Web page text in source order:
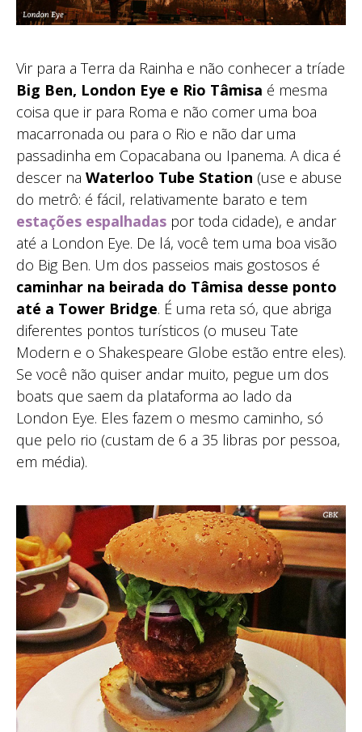
Vir para a Terra da Rainha e não conhecer a tríade
Big Ben, London Eye e Rio Tâmisa é mesma
coisa que ir para Roma e não comer uma boa
macarronada ou para o Rio e não dar uma
passadinha em Copacabana ou Ipanema. A dica é
descer na Waterloo Tube Station (use e abuse
do metrô: é fácil, relativamente barato e tem
estações espalhadas por toda cidade), e andar
até a London Eye. De lá, você tem uma boa visão
do Big Ben. Um dos passeios mais gostosos é
caminhar na beirada do Tâmisa desse ponto
até a Tower Bridge. É uma reta só, que abriga
diferentes pontos turísticos (o museu Tate
Modern e o Shakespeare Globe estão entre eles).
Se você não quiser andar muito, pegue um dos
boats que saem da plataforma ao lado da
London Eye. Eles fazem o mesmo caminho, só
que pelo rio (custam de 6 a 35 libras por pessoa,
em média).